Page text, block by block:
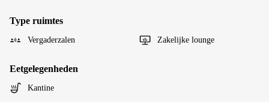
Type ruimtes
Vergaderzalen Zakelijke lounge
Eetgelegenheden
Kantine